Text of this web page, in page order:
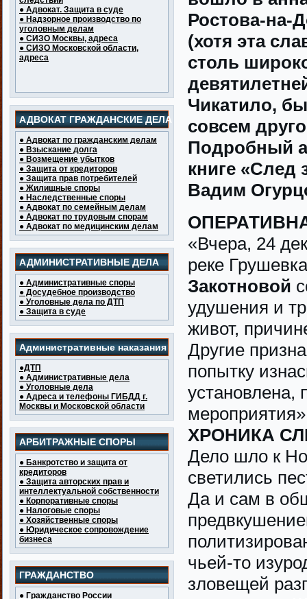
● Адвокат. Защита в суде
● Надзорное производство по
уголовным делам
● СИЗО Москвы, адреса
● СИЗО Московской области,
адреса
АДВОКАТ ГРАЖДАНСКИЕ ДЕЛА
● Адвокат по гражданским делам
● Взыскание долга
● Возмещение убытков
● Защита от кредиторов
● Защита прав потребителей
● Жилищные споры
● Наследственные споры
● Адвокат по семейным делам
● Адвокат по трудовым спорам
● Адвокат по медицинским делам
АДМИНИСТРАТИВНЫЕ ДЕЛА
● Административные споры
● Досудебное производство
● Уголовные дела по ДТП
● Защита в суде
Административные наказания
●ДТП
● Административные дела
● Уголовные дела
● Адреса и телефоны ГИБДД г.
Москвы и Московской области
АРБИТРАЖНЫЕ СПОРЫ
● Банкротство и защита от
кредиторов
● Защита авторских прав и
интеллектуальной собственности
● Корпоративные споры
● Налоговые споры
● Хозяйственные споры
● Юридическое сопровождение
бизнеса
ГРАЖДАНСТВО
● Гражданство России
Ростова-на-
(хотя эта
столь
Чикатило,
совсем
Подробный
книге «След
Вадим
«Вчера, 24
реке
Закотновой
удушения и
живот,
Другие
попытку
установлена,
ХРОНИКА
Дело шло к
светились
Да и сам в
чьей-то
зловещей